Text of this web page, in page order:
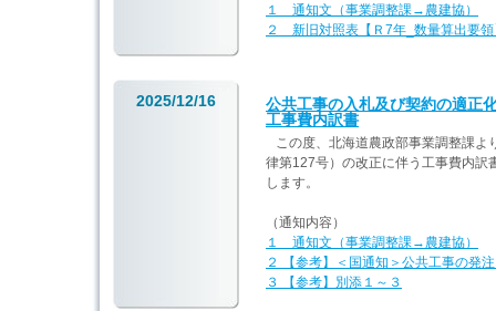
１ 通知文（事業調整課→農建協）
２ 新旧対照表【Ｒ7年_数量算出要領
2025/12/16
公共工事の入札及び契約の適正
工事費内訳書
この度、北海道農政部事業調整課よ
律第127号）の改正に伴う工事費内訳
します。
（通知内容）
１ 通知文（事業調整課→農建協）
２ 【参考】＜国通知＞公共工事の発
３ 【参考】別添１～３